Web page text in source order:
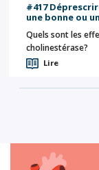
#417
une bonne ou
Quels sont les
cholinestérase?
Lire